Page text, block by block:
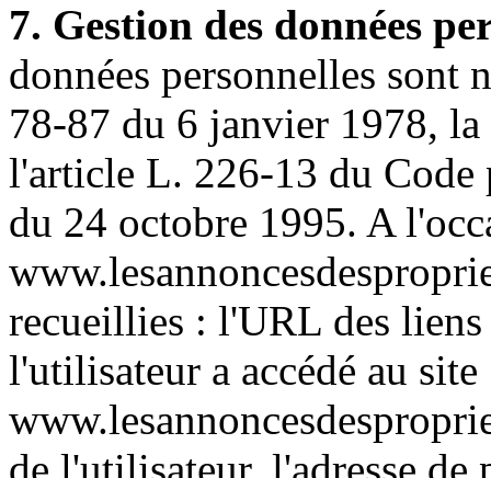
7. Gestion des données
données personnelles sont
78-87 du 6 janvier 1978,
l'article L. 226-13 du Code
du 24 octobre 1995. A
recueillies : l'URL des
l'utilisateur a accédé au site